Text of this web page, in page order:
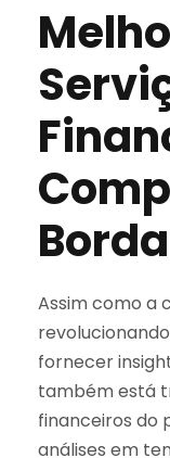
Borda
Assim como a
fornecer
também está
financeiros do
análises em